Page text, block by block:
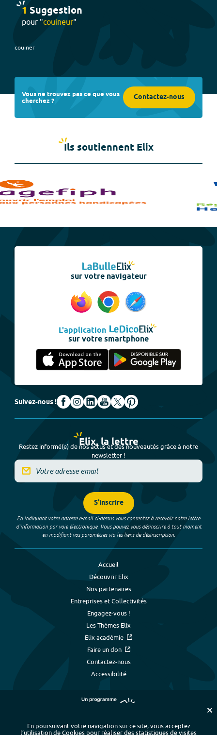
1 Suggestion
pour "couineur"
couiner
Vous ne trouvez pas ce que vous
cherchez ? Contactez-nous
Ils soutiennent Elix
sur votre navigateur
L'application
sur votre smartphone
Suivez-nous !
Elix, la lettre
Restez informé(e) de nos actus et des nouveautés grâce à notre
newsletter !
S'inscrire
En indiquant votre adresse e-mail ci-dessus vous consentez à recevoir notre lettre
d’information par voie électronique. Vous pouvez vous désinscrire à tout moment
en modifiant vos paramètres via les liens de désinscription.
Accueil
Découvrir Elix
Nos partenaires
Entreprises et Collectivités
Engagez-vous !
Les Thèmes Elix
Elix académie
Faire un don
Contactez-nous
Accessibilité
En poursuivant votre navigation sur ce site, vous acceptez
l’utilisation de Cookies pour réaliser des statistiques de visites